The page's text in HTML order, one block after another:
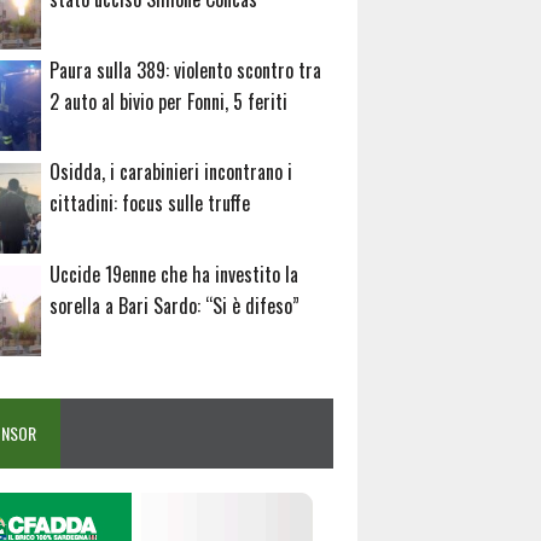
Paura sulla 389: violento scontro tra
2 auto al bivio per Fonni, 5 feriti
Osidda, i carabinieri incontrano i
cittadini: focus sulle truffe
Uccide 19enne che ha investito la
sorella a Bari Sardo: “Si è difeso”